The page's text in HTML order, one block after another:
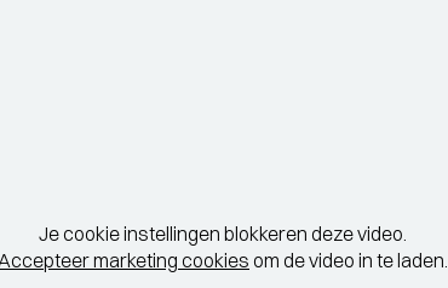
Je cookie instellingen blokkeren deze video.
marketing cookies om de video in te laden.